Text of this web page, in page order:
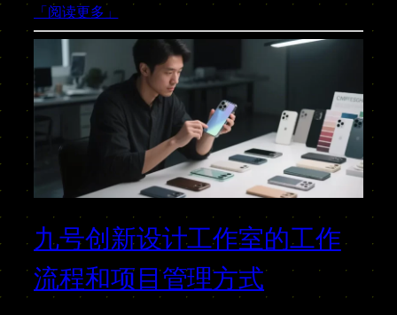
「阅读更多」
九号创新设计工作室的工作
流程和项目管理方式